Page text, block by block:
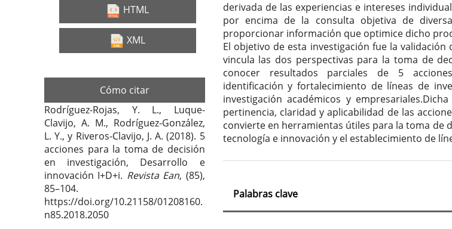
HTML
XML
Cómo citar
Rodríguez-Rojas, Y. L., Luque-
Clavijo, A. M., Rodríguez-González,
L. Y., y Riveros-Clavijo, J. A. (2018). 5
acciones para la toma de decisión
en investigación, Desarrollo e
innovación I+D+i. Revista Ean, (85),
85–104.
https://doi.org/10.21158/01208160.
n85.2018.2050
derivada de las experiencias e intereses
por encima de la consulta objetiva de
proporcionar información que optimice dicho
El objetivo de esta investigación fue la
vincula las dos perspectivas para la toma de
conocer resultados parciales de 5
identificación y fortalecimiento de líneas de
investigación académicos y
pertinencia, claridad y aplicabilidad de las
convierte en herramientas útiles para la toma de
tecnología e innovación y el establecimiento de
Palabras clave